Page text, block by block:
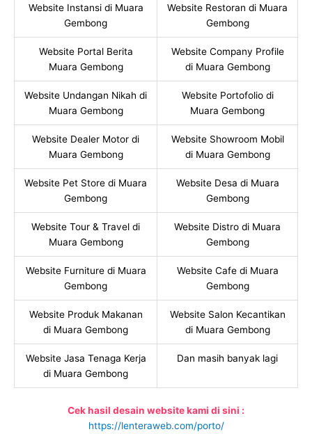
Website Instansi di Muara
Gembong
Website Restoran di Muara
Gembong
Website Portal Berita
Muara Gembong
Website Company Profile
di Muara Gembong
Website Undangan Nikah di
Muara Gembong
Website Portofolio di
Muara Gembong
Website Dealer Motor di
Muara Gembong
Website Showroom Mobil
di Muara Gembong
Website Pet Store di Muara
Gembong
Website Desa di Muara
Gembong
Website Tour & Travel di
Muara Gembong
Website Distro di Muara
Gembong
Website Furniture di Muara
Gembong
Website Cafe di Muara
Gembong
Website Produk Makanan
di Muara Gembong
Website Salon Kecantikan
di Muara Gembong
Website Jasa Tenaga Kerja
di Muara Gembong
Dan masih banyak lagi
Cek hasil desain website kami di sini :
https://lenteraweb.com/porto/